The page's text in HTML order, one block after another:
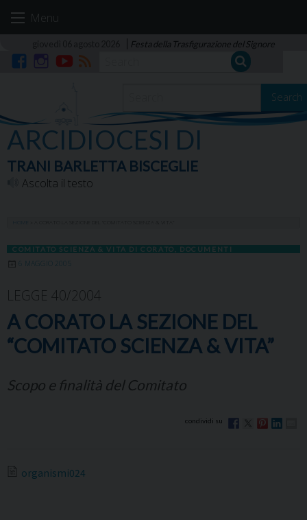
Menu
Festa della Trasfigurazione del Signore
Search
ARCIDIOCESI DI
TRANI BARLETTA BISCEGLIE
Ascolta il testo
COMITATO SCIENZA & VITA DI CORATO DOCUMENTI
6 MAGGIO 2005
LEGGE 40/2004
A CORATO LA SEZIONE DEL
“COMITATO SCIENZA & VITA”
Scopo e finalità del Comitato
organismi024